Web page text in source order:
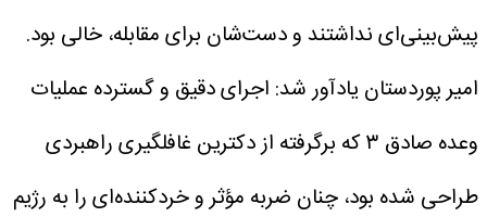
پیش‌بینی‌ای نداشتند و دست‌شان برای مقابله، خالی بود.
امیر پوردستان یادآور شد: اجرای دقیق و گسترده عملیات
وعده صادق ۳ که برگرفته از دکترین غافلگیری راهبردی
طراحی شده بود، چنان ضربه مؤثر و خردکننده‌ای را به رژیم